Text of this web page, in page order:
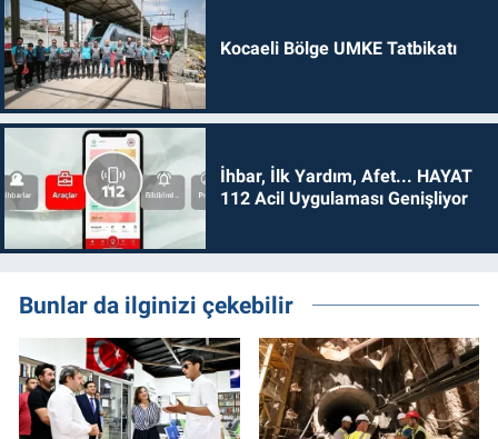
Kocaeli Bölge UMKE Tatbikatı
İhbar, İlk Yardım, Afet... HAYAT
112 Acil Uygulaması Genişliyor
Bunlar da ilginizi çekebilir